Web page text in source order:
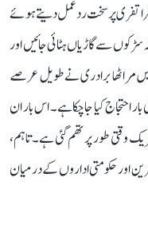
پر سخت ردعمل دیتے ہوئے
سڑکوں سے گاڑیاں ہٹائی جائیں اور
مراٹھا برادری نے طویل عرصے
احتجاج کیا جاچکا ہے۔ اس بار ان
وقتی طور پر تھم گئی ہے۔ تاہم،
اور حکومتی اداروں کے درمیان